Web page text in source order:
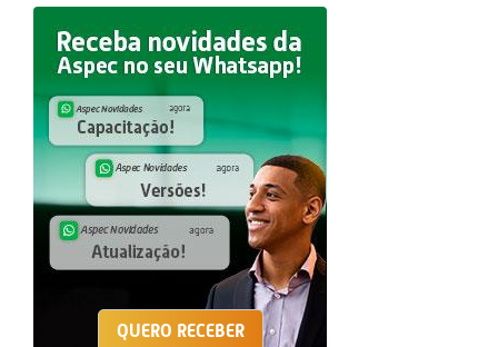
QUERO RECEBER